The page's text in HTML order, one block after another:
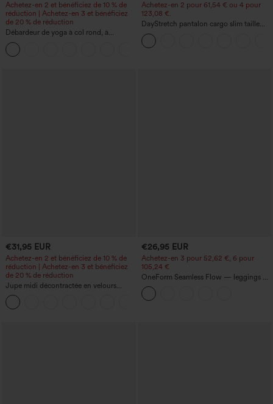
Achetez-en 2 et bénéficiez de 10 % de
réduction | Achetez-en 3 et bénéficiez
de 20 % de réduction
Débardeur de yoga à col rond, à
fronces, effet rafraîchissant - UPF50+
Achetez-en 2 pour 61,54 € ou 4 pour
123,08 €.
DayStretch pantalon cargo slim taille
haute, poches zippées, uni
€31,95 EUR
Achetez-en 2 et bénéficiez de 10 % de
réduction | Achetez-en 3 et bénéficiez
de 20 % de réduction
Jupe midi décontractée en velours
côtelé, taille mi-haute, poches avant
latérales à rabat
€26,95 EUR
Achetez-en 3 pour 52,62 €, 6 pour
105,24 €
OneForm Seamless Flow — leggings de
yoga sans coutures, taille mi-haute, effet
gainant pour le ventre et liftant pour les
fesses